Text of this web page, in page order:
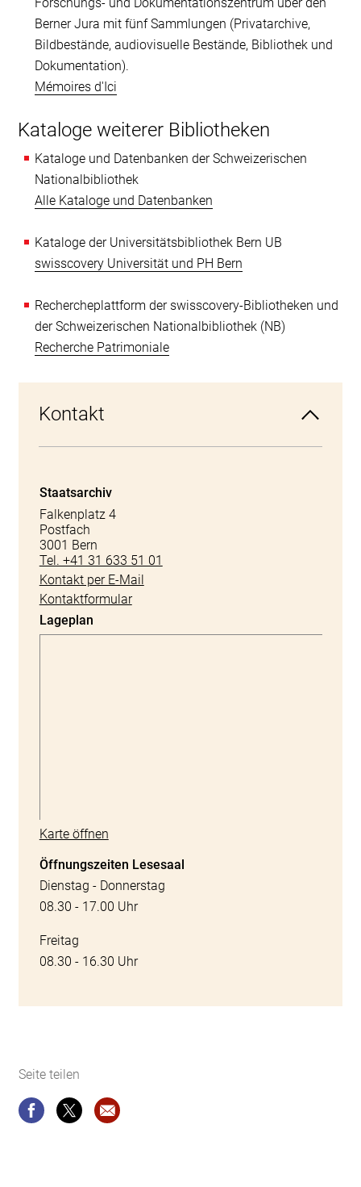
Berner Jura mit fünf Sammlungen (Privatarchive,
Bildbestände, audiovisuelle Bestände, Bibliothek und
Dokumentation).
Mémoires d'Ici
Kataloge weiterer Bibliotheken
Kataloge und Datenbanken der Schweizerischen
Nationalbibliothek
Alle Kataloge und Datenbanken
Kataloge der Universitätsbibliothek Bern UB
swisscovery Universität und PH Bern
Rechercheplattform der swisscovery-Bibliotheken und
der Schweizerischen Nationalbibliothek (NB)
Recherche Patrimoniale
Kontakt
Staatsarchiv
Falkenplatz 4
Postfach
3001 Bern
Tel. +41 31 633 51 01
Kontakt per E-Mail
Kontaktformular
Lageplan
Karte öffnen
Öffnungszeiten Lesesaal
Dienstag - Donnerstag
08.30 - 17.00 Uhr
Freitag
08.30 - 16.30 Uhr
Seite teilen
Seite teilenSeite teilenWebsite-Empfehlung: Online-Kataloge